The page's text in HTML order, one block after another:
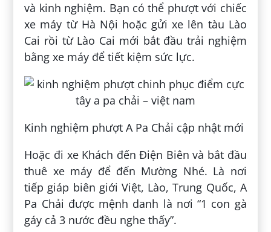
và kinh nghiệm. Bạn có thể phượt với chiếc
xe máy từ Hà Nội hoặc gửi xe lên tàu Lào
Cai rồi từ Lào Cai mới bắt đầu trải nghiệm
bằng xe máy để tiết kiệm sức lực.
Kinh nghiệm phượt A Pa Chải cập nhật mới
Hoặc đi xe Khách đến Điện Biên và bắt đầu
thuê xe máy để đến Mường Nhé. Là nơi
tiếp giáp biên giới Việt, Lào, Trung Quốc, A
Pa Chải được mệnh danh là nơi “1 con gà
gáy cả 3 nước đều nghe thấy”.